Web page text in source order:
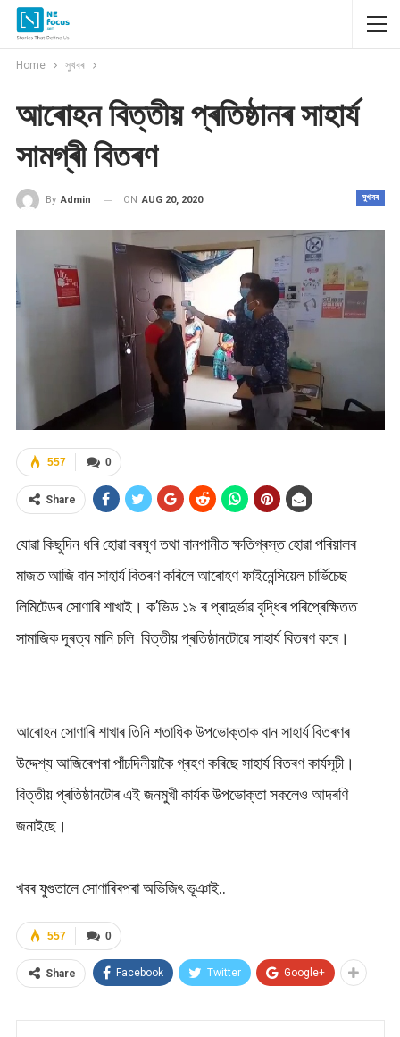
Home সুখবৰ
আৰোহন বিত্তীয় প্ৰতিষ্ঠানৰ সাহাৰ্য
সামগ্ৰী বিতৰণ
সুখবৰ
By Admin ON AUG 20, 2020
0
557
Share
যোৱা কিছুদিন ধৰি হোৱা বৰষুণ তথা বানপানীত ক্ষতিগ্ৰস্ত হোৱা পৰিয়ালৰ
মাজত আজি বান সাহাৰ্য বিতৰণ কৰিলে আৰোহণ ফাইনেন্সিয়েল চাৰ্ভিচেছ
লিমিটেডৰ সোণাৰি শাখাই। ক’ভিড ১৯ ৰ প্ৰাদুৰ্ভাৱ বৃদ্ধিৰ পৰিপ্ৰেক্ষিতত
সামাজিক দূৰত্ব মানি চলি বিত্তীয় প্ৰতিষ্ঠানটোৱে সাহাৰ্য বিতৰণ কৰে।
আৰোহন সোণাৰি শাখাৰ তিনি শতাধিক উপভোক্তাক বান সাহাৰ্য বিতৰণৰ
উদ্দেশ্য আজিৰেপৰা পাঁচদিনীয়াকৈ গ্ৰহণ কৰিছে সাহাৰ্য বিতৰণ কাৰ্যসূচী।
বিত্তীয় প্ৰতিষ্ঠানটোৰ এই জনমুখী কাৰ্যক উপভোক্তা সকলেও আদৰণি
জনাইছে।
খবৰ যুগুতালে সোণাৰিৰপৰা অভিজিৎ ভূঞাই..
0
557
Share Facebook Twitter Google+